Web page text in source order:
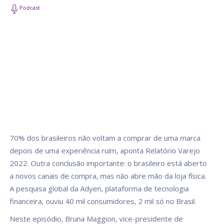
Podcast
70% dos brasileiros não voltam a comprar de uma marca
depois de uma experiência ruim, aponta Relatório Varejo
2022. Outra conclusão importante: o brasileiro está aberto
a novos canais de compra, mas não abre mão da loja física.
A pesquisa global da Adyen, plataforma de tecnologia
financeira, ouviu 40 mil consumidores, 2 mil só no Brasil.
Neste episódio, Bruna Maggion, vice-presidente de